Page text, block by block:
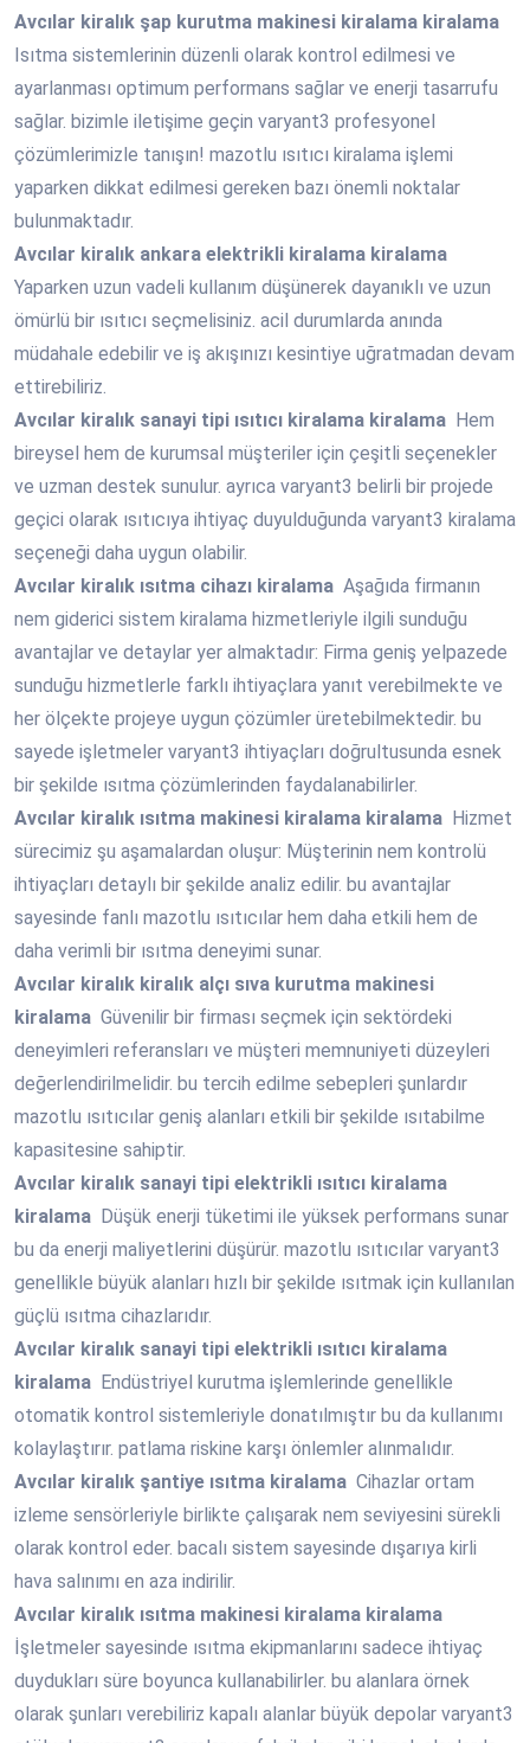
Avcılar kiralık şap kurutma makinesi kiralama kiralama
Isıtma sistemlerinin düzenli olarak kontrol edilmesi ve
ayarlanması optimum performans sağlar ve enerji tasarrufu
sağlar. bizimle iletişime geçin varyant3 profesyonel
çözümlerimizle tanışın! mazotlu ısıtıcı kiralama işlemi
yaparken dikkat edilmesi gereken bazı önemli noktalar
bulunmaktadır.
Avcılar kiralık ankara elektrikli kiralama kiralama
Yaparken uzun vadeli kullanım düşünerek dayanıklı ve uzun
ömürlü bir ısıtıcı seçmelisiniz. acil durumlarda anında
müdahale edebilir ve iş akışınızı kesintiye uğratmadan devam
ettirebiliriz.
Avcılar kiralık sanayi tipi ısıtıcı kiralama kiralama Hem
bireysel hem de kurumsal müşteriler için çeşitli seçenekler
ve uzman destek sunulur. ayrıca varyant3 belirli bir projede
geçici olarak ısıtıcıya ihtiyaç duyulduğunda varyant3 kiralama
seçeneği daha uygun olabilir.
Avcılar kiralık ısıtma cihazı kiralama Aşağıda firmanın
nem giderici sistem kiralama hizmetleriyle ilgili sunduğu
avantajlar ve detaylar yer almaktadır: Firma geniş yelpazede
sunduğu hizmetlerle farklı ihtiyaçlara yanıt verebilmekte ve
her ölçekte projeye uygun çözümler üretebilmektedir. bu
sayede işletmeler varyant3 ihtiyaçları doğrultusunda esnek
bir şekilde ısıtma çözümlerinden faydalanabilirler.
Avcılar kiralık ısıtma makinesi kiralama kiralama Hizmet
sürecimiz şu aşamalardan oluşur: Müşterinin nem kontrolü
ihtiyaçları detaylı bir şekilde analiz edilir. bu avantajlar
sayesinde fanlı mazotlu ısıtıcılar hem daha etkili hem de
daha verimli bir ısıtma deneyimi sunar.
Avcılar kiralık kiralık alçı sıva kurutma makinesi
kiralama Güvenilir bir firması seçmek için sektördeki
deneyimleri referansları ve müşteri memnuniyeti düzeyleri
değerlendirilmelidir. bu tercih edilme sebepleri şunlardır
mazotlu ısıtıcılar geniş alanları etkili bir şekilde ısıtabilme
kapasitesine sahiptir.
Avcılar kiralık sanayi tipi elektrikli ısıtıcı kiralama
kiralama Düşük enerji tüketimi ile yüksek performans sunar
bu da enerji maliyetlerini düşürür. mazotlu ısıtıcılar varyant3
genellikle büyük alanları hızlı bir şekilde ısıtmak için kullanılan
güçlü ısıtma cihazlarıdır.
Avcılar kiralık sanayi tipi elektrikli ısıtıcı kiralama
kiralama Endüstriyel kurutma işlemlerinde genellikle
otomatik kontrol sistemleriyle donatılmıştır bu da kullanımı
kolaylaştırır. patlama riskine karşı önlemler alınmalıdır.
Avcılar kiralık şantiye ısıtma kiralama Cihazlar ortam
izleme sensörleriyle birlikte çalışarak nem seviyesini sürekli
olarak kontrol eder. bacalı sistem sayesinde dışarıya kirli
hava salınımı en aza indirilir.
Avcılar kiralık ısıtma makinesi kiralama kiralama
İşletmeler sayesinde ısıtma ekipmanlarını sadece ihtiyaç
duydukları süre boyunca kullanabilirler. bu alanlara örnek
olarak şunları verebiliriz kapalı alanlar büyük depolar varyant3